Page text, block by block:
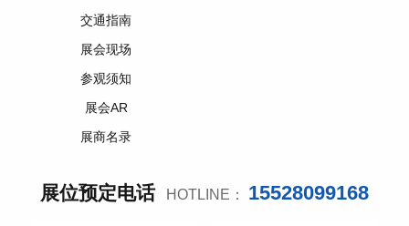
交通指南
展会现场
参观须知
展会AR
展商名录
展位预定电话 HOTLINE： 15528099168